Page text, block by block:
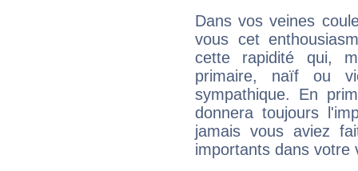
Dans vos veines
vous cet
cette rapidité qui,
primaire, naïf ou
sympathique. En
donnera toujours
jamais vous aviez
importants dans votre